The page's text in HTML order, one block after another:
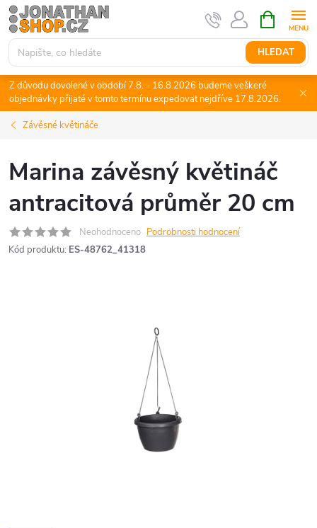
Přejít
na
obsah
HLEDAT
NÁKUPNÍ
KOŠÍK
Z důvodu dovolené v období 7.8. - 16.8.2026 budeme veškeré
objednávky přijaté v tomto termínu expedovat nejdříve 17.8.2026.
Závěsné květináče
Marina závěsný květináč
antracitová průměr 20 cm
Neohodnoceno Podrobnosti hodnocení
Kód produktu: ES-48762_41318